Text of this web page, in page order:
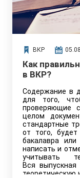
ВКР
Как
в ВКР?
Содержание в
для того,
проверяющие
целом
стандартные
от того,
бакалавра
написать и
учитывать
Вся
теоретическую